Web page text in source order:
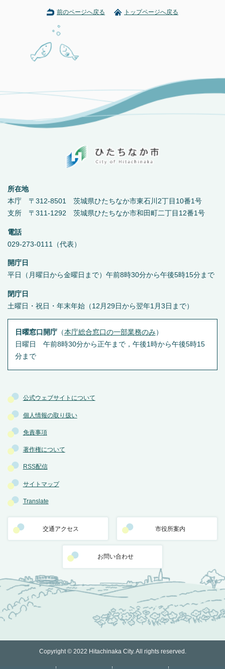
前のページへ戻る トップページへ戻る
公式ウェブサイトについて
個人情報の取り扱い
免責事項
著作権について
RSS配信
サイトマップ
Translate
交通アクセス 市役所案内
お問い合わせ
所在地
本庁 〒312-8501 茨城県ひたちなか市東石川2丁目10番1号
支所 〒311-1292 茨城県ひたちなか市和田町二丁目12番1号
電話
029-273-0111（代表）
開庁日
平日（月曜日から金曜日まで）午前8時30分から午後5時15分まで
閉庁日
土曜日・祝日・年末年始（12月29日から翌年1月3日まで）
日曜窓口開庁（本庁総合窓口の一部業務のみ ）
日曜日 午前8時30分から正午まで，午後1時から午後5時15
分まで
Copyright © 2022 Hitachinaka City. All rights reserved.